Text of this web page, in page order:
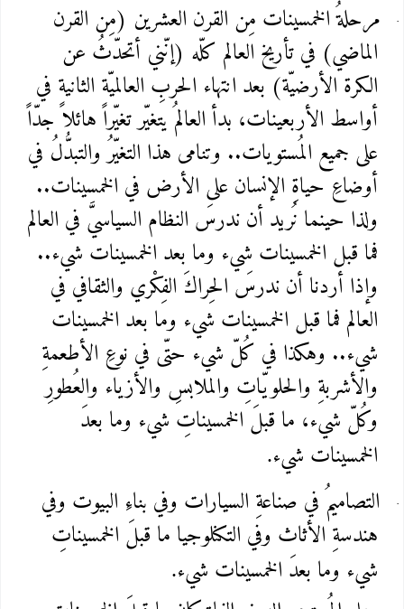
مرحلةُ الخمسينات مِن القرن العشرين (مِن القرن
الماضي) في تأريخ العالم كلّه (إنّني أتحدّثُ عن
الكرة الأرضيّة) بعد انتهاء الحربِ العالميّة الثانية في
أواسط الأربعينات، بدأ العالمُ يتغيّر تغيّراً هائلاً جدّاً
على جميع المُستويات.. وتنامى هذا التغيّرُ والتبدُّلُ في
أوضاعِ حياةِ الإنسان على الأرض في الخمسينات..
ولذا حينما نُريد أن ندرسَ النظام السياسيَّ في العالم
فما قبل الخمسينات شيء وما بعد الخمسينات شيء..
وإذا أردنا أن ندرسَ الحِراكَ الفِكْري والثقافي في
العالم فما قبل الخمسينات شيء وما بعد الخمسينات
شيء.. وهكذا في كُلّ شيء حتّى في نوعِ الأطعمةِ
والأشربةِ والحلويّاتِ والملابسِ والأزياء والعُطورِ
وكُلّ شيء، ما قبلَ الخمسيناتِ شيء وما بعدَ
الخمسينات شيء.
التصاميمُ في صناعةِ السيارات وفي بناءِ البيوت وفي
هندسةِ الأثاث وفي التكنلوجيا ما قبلَ الخمسيناتِ
شيء وما بعدَ الخمسينات شيء.